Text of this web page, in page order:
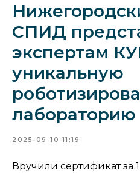
СПИД
экспертам
уникальную
лабораторию
2025-09-10 11:19
Вручили сертификат за